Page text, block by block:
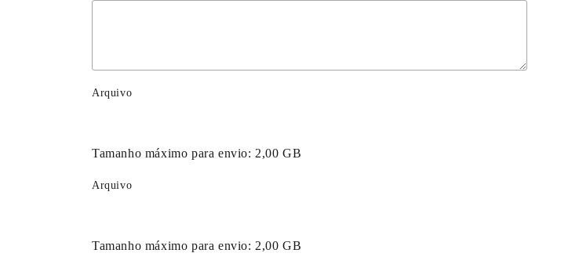
Arquivo
Tamanho máximo para envio: 2,00 GB
Arquivo
Tamanho máximo para envio: 2,00 GB